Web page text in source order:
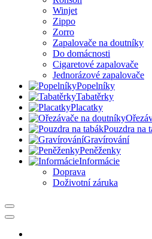
Winjet
Zippo
Zorro
Zapalovače na doutníky
Do domácnosti
Cigaretové zapalovače
Jednorázové zapalovače
Popelníky
Tabatěrky
Placatky
Pouzdra na
Gravírování
Peněženky
Informácie
Doprava
Doživotní záruka